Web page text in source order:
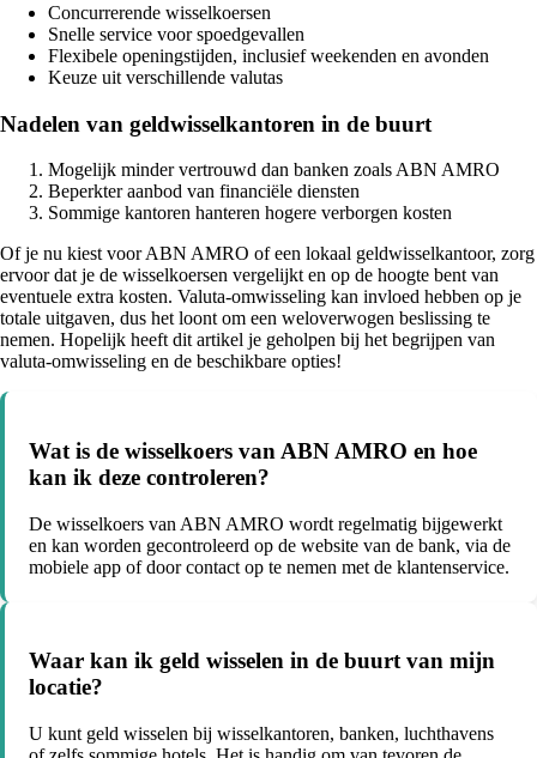
Concurrerende wisselkoersen
Snelle service voor spoedgevallen
Flexibele openingstijden, inclusief weekenden en avonden
Keuze uit verschillende valutas
Nadelen van geldwisselkantoren in de buurt
Mogelijk minder vertrouwd dan banken zoals ABN AMRO
Beperkter aanbod van financiële diensten
Sommige kantoren hanteren hogere verborgen kosten
Of je nu kiest voor ABN AMRO of een lokaal geldwisselkantoor, zorg
ervoor dat je de wisselkoersen vergelijkt en op de hoogte bent van
eventuele extra kosten. Valuta-omwisseling kan invloed hebben op je
totale uitgaven, dus het loont om een weloverwogen beslissing te
nemen. Hopelijk heeft dit artikel je geholpen bij het begrijpen van
valuta-omwisseling en de beschikbare opties!
Wat is de wisselkoers van ABN AMRO en hoe
kan ik deze controleren?
De wisselkoers van ABN AMRO wordt regelmatig bijgewerkt
en kan worden gecontroleerd op de website van de bank, via de
mobiele app of door contact op te nemen met de klantenservice.
Waar kan ik geld wisselen in de buurt van mijn
locatie?
U kunt geld wisselen bij wisselkantoren, banken, luchthavens